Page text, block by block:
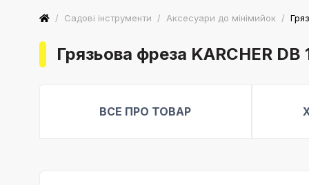
/ Садові інструменти / Аксесуари до мінімийок /
Грязьова фреза KARCHER
ВСЕ ПРО ТОВАР